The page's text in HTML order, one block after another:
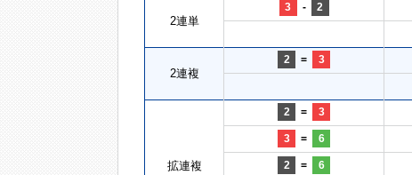
2連単
3 - 2
2連複
2 = 3
拡連複
2 = 3
3 = 6
2 = 6